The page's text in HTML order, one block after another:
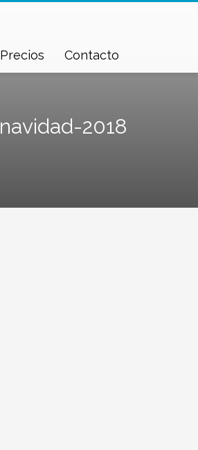
Precios Contacto
navidad-2018